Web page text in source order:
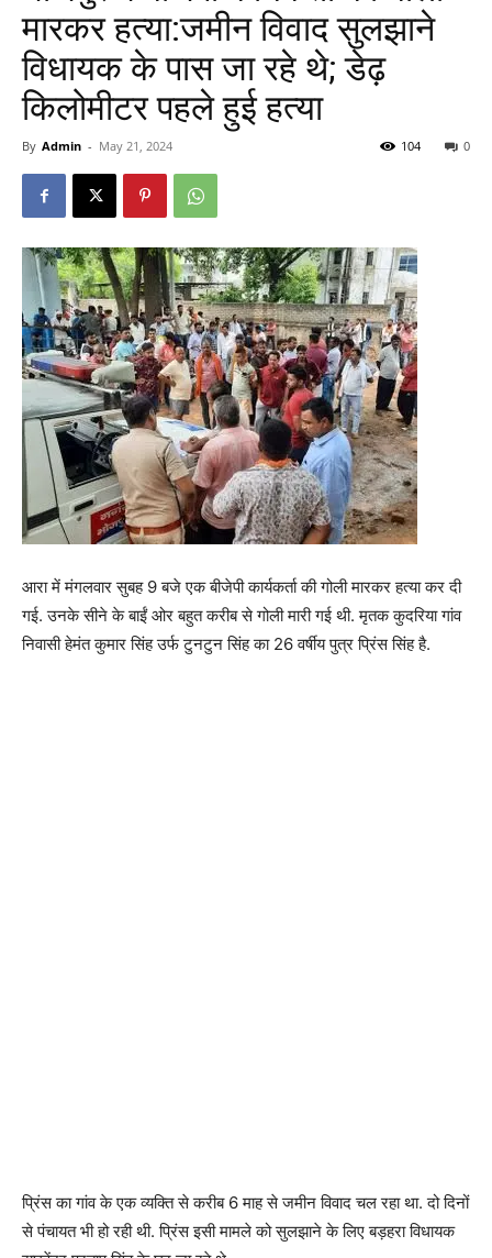
मारकर हत्या:जमीन विवाद सुलझाने
विधायक के पास जा रहे थे; डेढ़
किलोमीटर पहले हुई हत्या
By Admin - May 21, 2024 0
104
आरा में मंगलवार सुबह 9 बजे एक बीजेपी कार्यकर्ता की गोली मारकर हत्या कर दी
गई. उनके सीने के बाईं ओर बहुत करीब से गोली मारी गई थी. मृतक कुदरिया गांव
निवासी हेमंत कुमार सिंह उर्फ टुनटुन सिंह का 26 वर्षीय पुत्र प्रिंस सिंह है.
प्रिंस का गांव के एक व्यक्ति से करीब 6 माह से जमीन विवाद चल रहा था. दो दिनों
से पंचायत भी हो रही थी. प्रिंस इसी मामले को सुलझाने के लिए बड़हरा विधायक